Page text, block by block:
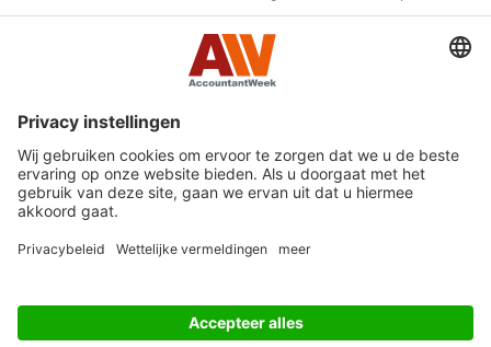
Werken bij ons
Privacy Statement
Algemene Voorwaarden
Privacyinstellingen